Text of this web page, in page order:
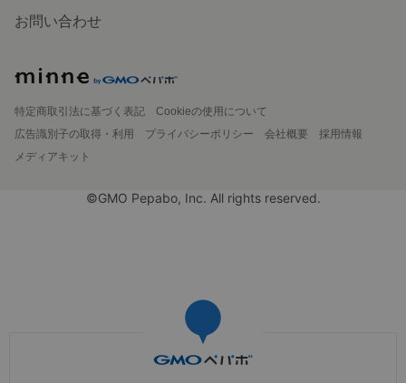
お問い合わせ
特定商取引法に基づく表記
Cookieの使用について
広告識別子の取得・利用
プライバシーポリシー 会社概要
採用情報
メディアキット
©GMO Pepabo, Inc. All rights reserved.